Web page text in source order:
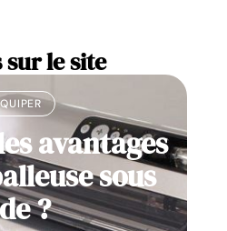
le site
avantages
sous
?